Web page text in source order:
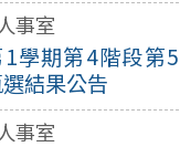
人事室
學期第4階段第5
結果公告
人事室